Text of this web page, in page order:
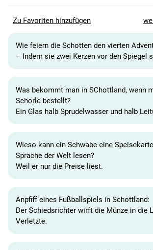
Zu Favoriten hinzufügen
Wie feiern die Schotten den vierten
– Indem sie zwei Kerzen vor den Spiegel
Was bekommt man in SChottland, wenn
Schorle bestellt?
Ein Glas halb Sprudelwasser und halb
Wieso kann ein Schwabe eine
Sprache der Welt lesen?
Weil er nur die Preise liest.
Anpfiff eines Fußballspiels in Schottland:
Der Schiedsrichter wirft die Münze in die
Verletzte.